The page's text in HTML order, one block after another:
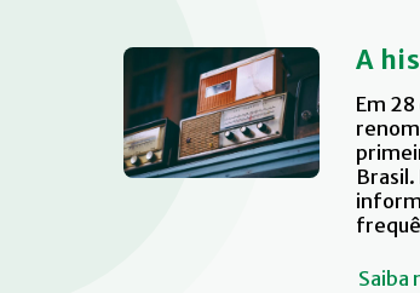
A
Em
Brasil.
Saiba